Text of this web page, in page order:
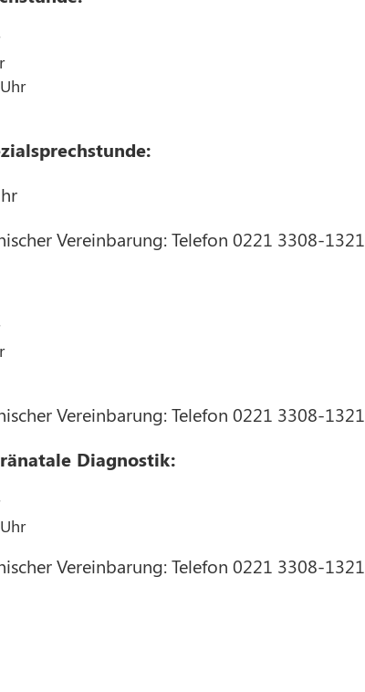
Vereinbarung: Telefon 0221 3308-1321
Vereinbarung: Telefon 0221 3308-1321
Diagnostik:
Vereinbarung: Telefon 0221 3308-1321